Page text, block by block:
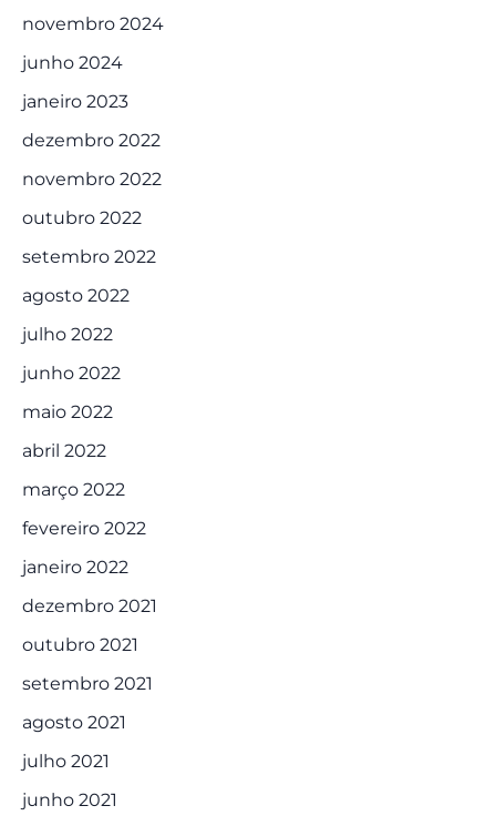
novembro 2024
junho 2024
janeiro 2023
dezembro 2022
novembro 2022
outubro 2022
setembro 2022
agosto 2022
julho 2022
junho 2022
maio 2022
abril 2022
março 2022
fevereiro 2022
janeiro 2022
dezembro 2021
outubro 2021
setembro 2021
agosto 2021
julho 2021
junho 2021